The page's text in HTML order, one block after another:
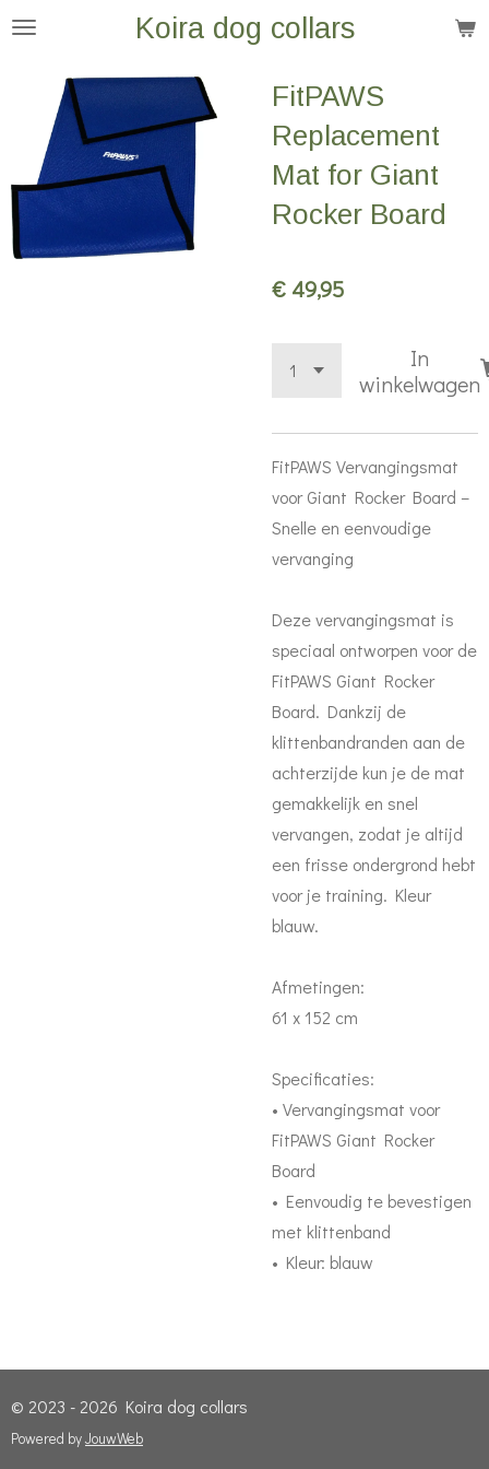
Ga
hoofdinhoud
Koira dog collars
FitPAWS
Replacement
Mat for Giant
Rocker Board
€ 49,95
In
winkelwagen
FitPAWS Vervangingsmat
voor Giant Rocker Board –
Snelle en eenvoudige
vervanging
Deze vervangingsmat is
speciaal ontworpen voor de
FitPAWS Giant Rocker
Board. Dankzij de
klittenbandranden aan de
achterzijde kun je de mat
gemakkelijk en snel
vervangen, zodat je altijd
een frisse ondergrond hebt
voor je training. Kleur
blauw.
Afmetingen:
61 x 152 cm
Specificaties:
• Vervangingsmat voor
FitPAWS Giant Rocker
Board
• Eenvoudig te bevestigen
met klittenband
• Kleur: blauw
© 2023 - 2026 Koira dog collars
Powered byJouwWeb